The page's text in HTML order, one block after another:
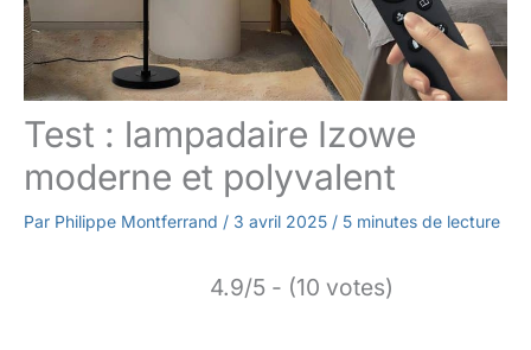
Test : lampadaire Izowe
moderne et polyvalent
Par Philippe Montferrand / 3 avril 2025 / 5 minutes de lecture
4.9/5 - (10 votes)